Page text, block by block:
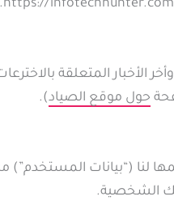
الأخبار المتعلقة
حول موقع الصياد).
لنا (“بيانات
الشخصية.